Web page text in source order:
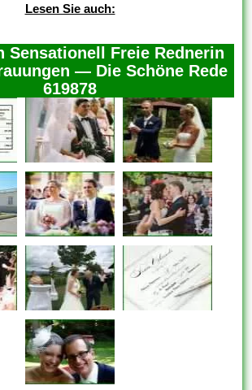
Lesen Sie auch:
Sensationell Freie Rednerin
— Die Schöne Rede
619878